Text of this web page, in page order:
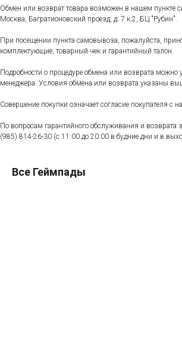
Обмен или возврат товара возможен в нашем пункте
Москва, Багратионовский проезд, д. 7 к.2, БЦ "Рубин".
При посещении пункта самовывоза, пожалуйста,
комплектующие, товарный чек и гарантийный талон.
Подробности о процедуре обмена или возврата можно
менеджера. Условия обмена или возврата указаны
Совершение покупки означает согласие покупателя с
По вопросам гарантийного обслуживания и возврата
(985) 814-26-30 (с 11:00 до 20:00 в будние дни и в
Все Геймпады